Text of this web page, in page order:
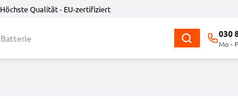
Höchste Qualität - EU-zertifiziert
030
Mo -